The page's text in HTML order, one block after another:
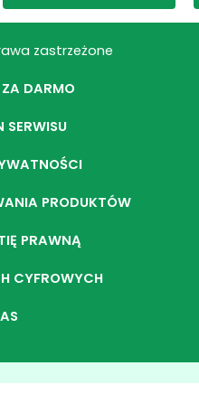
zastrzeżone
DARMO
SERWISU
PRODUKTÓW
PRAWNĄ
CYFROWYCH